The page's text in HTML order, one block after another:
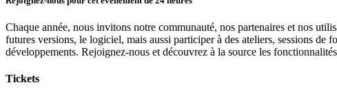
Chaque année, nous invitons notre communauté, nos partenaires et nos
futures versions, le logiciel, mais aussi participer à des ateliers, sessions de
développements. Rejoignez-nous et découvrez à la source les
Tickets